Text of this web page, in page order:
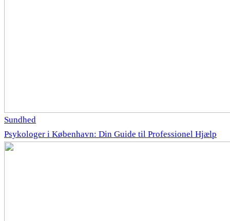
Sundhed
Psykologer i København: Din Guide til Professionel Hjælp